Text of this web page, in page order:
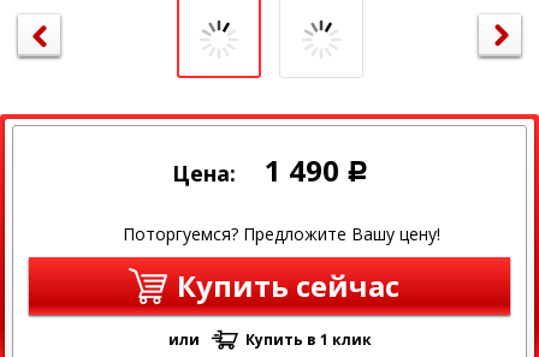
Цена: 1 490 Р
Поторгуемся? Предложите Вашу цену!
Купить сейчас
или Купить в 1 клик